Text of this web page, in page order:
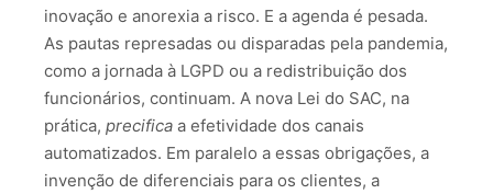
inovação e anorexia a risco. E a agenda é pesada.
As pautas represadas ou disparadas pela pandemia,
como a jornada à LGPD ou a redistribuição dos
funcionários, continuam. A nova Lei do SAC, na
prática, precifica a efetividade dos canais
automatizados. Em paralelo a essas obrigações, a
invenção de diferenciais para os clientes, a